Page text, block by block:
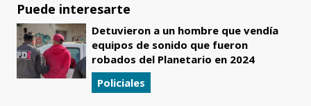
Puede interesarte
Detuvieron a un hombre que vendía
equipos de sonido que fueron
robados del Planetario en 2024
Policiales